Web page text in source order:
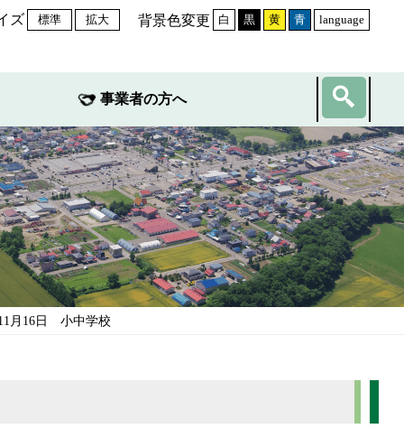
ズ 標準 拡大 背景色変更 白 黒 黄 青 language
事業者の方へ
月16日 小中学校